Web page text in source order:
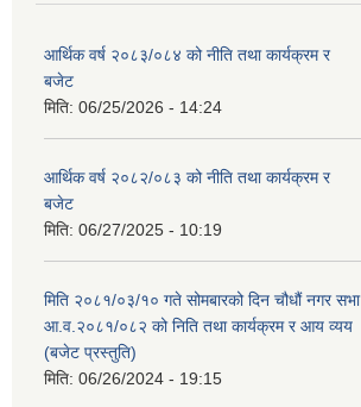
आर्थिक वर्ष २०८३/०८४ को नीति तथा कार्यक्रम र
बजेट
मिति: 06/25/2026 - 14:24
आर्थिक वर्ष २०८२/०८३ को नीति तथा कार्यक्रम र
बजेट
मिति: 06/27/2025 - 10:19
मिति २०८१/०३/१० गते सोमबारको दिन चौधौं नगर सभा
आ.व.२०८१/०८२ को निति तथा कार्यक्रम र आय व्यय
(बजेट प्रस्तुति)
मिति: 06/26/2024 - 19:15